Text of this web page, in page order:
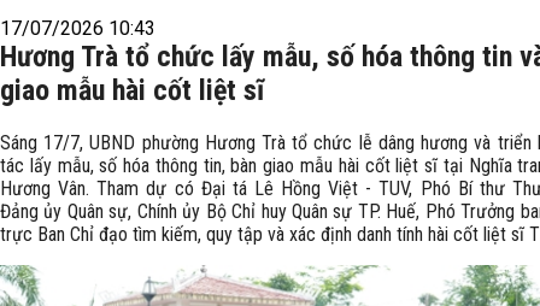
17/07/2026 10:43
Hương Trà tổ chức lấy mẫu, số hóa thông tin
giao mẫu hài cốt liệt sĩ
Sáng 17/7, UBND phường Hương Trà tổ chức lễ dâng hương và triển
tác lấy mẫu, số hóa thông tin, bàn giao mẫu hài cốt liệt sĩ tại Nghĩa
Hương Vân. Tham dự có Đại tá Lê Hồng Việt - TUV, Phó Bí thư
Đảng ủy Quân sự, Chính ủy Bộ Chỉ huy Quân sự TP. Huế, Phó Trưởng
trực Ban Chỉ đạo tìm kiếm, quy tập và xác định danh tính hài cốt liệt sĩ